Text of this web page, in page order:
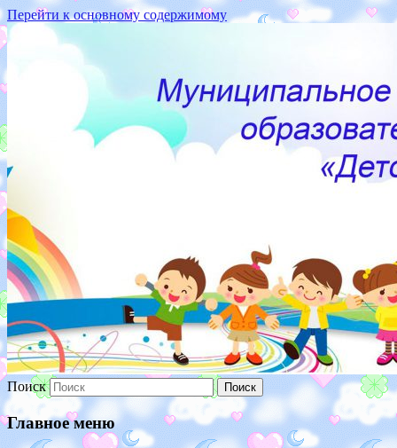
Перейти к основному содержимому
187110 Ленинградская
обл.,г.Кириши,ул.Волховская
набережная, д.16
Поиск
Главное меню